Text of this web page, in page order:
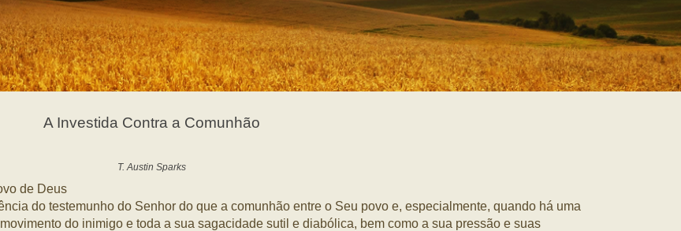
A Investida Contra a Comunhão
T. Austin Sparks
de Deus
do testemunho do Senhor do que a comunhão entre o Seu povo e, especialmente, quando há uma
do inimigo e toda a sua sagacidade sutil e diabólica, bem como a sua pressão e suas